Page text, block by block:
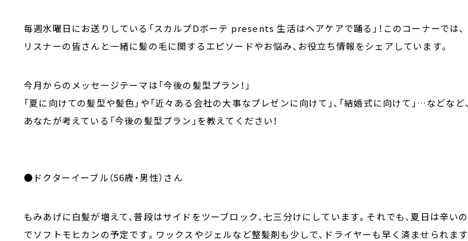
毎週水曜日にお送りしている「スカルプDボーテ presents 生活はヘアケアで踊る」！このコーナーでは、
リスナーの皆さんと一緒に髪の毛に関するエピソードやお悩み、お役立ち情報をシェアしています。
今月からのメッセージテーマは「今後の髪型プラン！」
「夏に向けての髪型や髪色」や「近々ある会社の大事なプレゼンに向けて」、「結婚式に向けて」…などなど、
あなたが考えている「今後の髪型プラン」を教えてください！
●ドクターイーブル（56歳・男性）さん
もみあげに白髪が増えて、普段はサイドをツーブロック、七三分けにしています。それでも、夏日は辛いの
でソフトモヒカンの予定です。ワックスやジェルなど整髪剤も少しで、ドライヤーも早く済ませられます